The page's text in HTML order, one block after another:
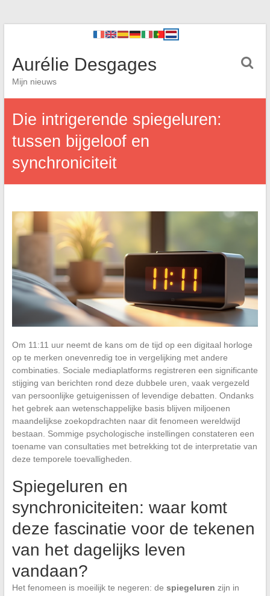
Aurélie Desgages
Mijn nieuws
Die intrigerende spiegeluren:
tussen bijgeloof en
synchroniciteit
Om 11:11 uur neemt de kans om de tijd op een digitaal horloge
op te merken onevenredig toe in vergelijking met andere
combinaties. Sociale mediaplatforms registreren een significante
stijging van berichten rond deze dubbele uren, vaak vergezeld
van persoonlijke getuigenissen of levendige debatten. Ondanks
het gebrek aan wetenschappelijke basis blijven miljoenen
maandelijkse zoekopdrachten naar dit fenomeen wereldwijd
bestaan. Sommige psychologische instellingen constateren een
toename van consultaties met betrekking tot de interpretatie van
deze temporele toevalligheden.
Spiegeluren en
synchroniciteiten: waar komt
deze fascinatie voor de tekenen
van het dagelijks leven
vandaan?
Het fenomeen is moeilijk te negeren: de spiegeluren zijn in